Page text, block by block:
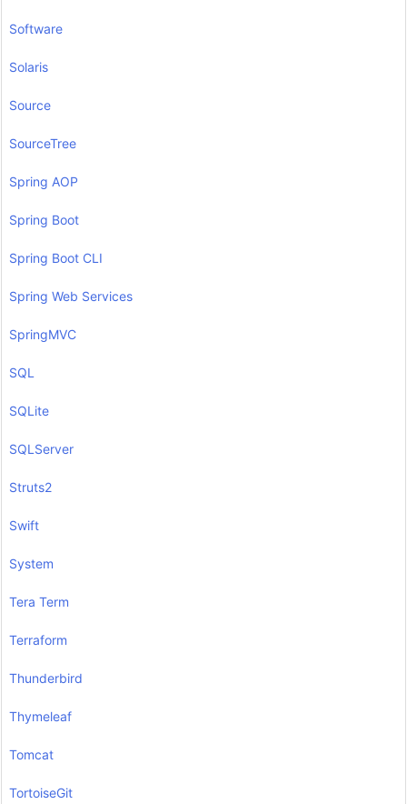
Software
Solaris
Source
SourceTree
Spring AOP
Spring Boot
Spring Boot CLI
Spring Web Services
SpringMVC
SQL
SQLite
SQLServer
Struts2
Swift
System
Tera Term
Terraform
Thunderbird
Thymeleaf
Tomcat
TortoiseGit